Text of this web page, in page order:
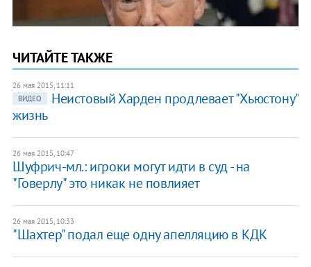
ЧИТАЙТЕ ТАКЖЕ
26 мая 2015, 11:11
ВИДЕО
Неистовый Харден продлевает "Хьюстону"
жизнь
26 мая 2015, 10:47
Шуфрич-мл.: игроки могут идти в суд - на
"Говерлу" это никак не повлияет
26 мая 2015, 10:33
"Шахтер" подал еще одну апелляцию в КДК